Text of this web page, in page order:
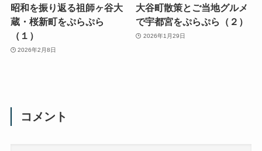
昭和を振り返る祖師ヶ谷大
蔵・桜新町をぷらぷら
（１）
2026年2月8日
大谷町散策とご当地グルメ
で宇都宮をぷらぷら（２）
2026年1月29日
コメント